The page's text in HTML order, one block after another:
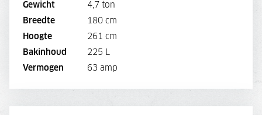
Gewicht
4,7 ton
Breedte
180 cm
Hoogte
261 cm
Bakinhoud
225 L
Vermogen
63 amp